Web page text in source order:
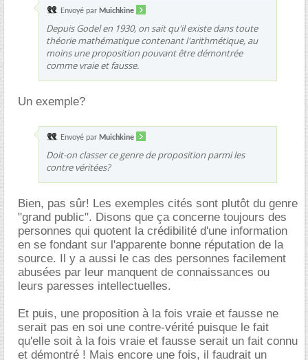
Envoyé par Muichkine
Depuis Godel en 1930, on sait qu'il existe dans toute
théorie mathématique contenant l'arithmétique, au
moins une proposition pouvant être démontrée
comme vraie et fausse.
Un exemple?
Envoyé par Muichkine
Doit-on classer ce genre de proposition parmi les
contre véritées?
Bien, pas sûr! Les exemples cités sont plutôt du genre
"grand public". Disons que ça concerne toujours des
personnes qui quotent la crédibilité d'une information
en se fondant sur l'apparente bonne réputation de la
source. Il y a aussi le cas des personnes facilement
abusées par leur manquent de connaissances ou
leurs paresses intellectuelles.
Et puis, une proposition à la fois vraie et fausse ne
serait pas en soi une contre-vérité puisque le fait
qu'elle soit à la fois vraie et fausse serait un fait connu
et démontré ! Mais encore une fois, il faudrait un